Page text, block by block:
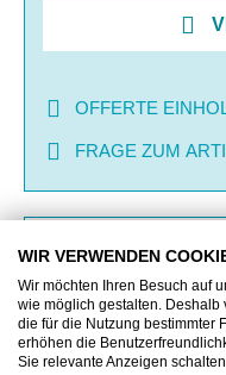
OFFERTE
FRAGE ZUM
BESCHREIBUNG
DOWNLOAD
WIR VERWENDEN
Wir möchten Ihren Besuch auf
wie möglich gestalten. Deshalb
die für die Nutzung bestimmter
erhöhen die
Sie relevante Anzeigen